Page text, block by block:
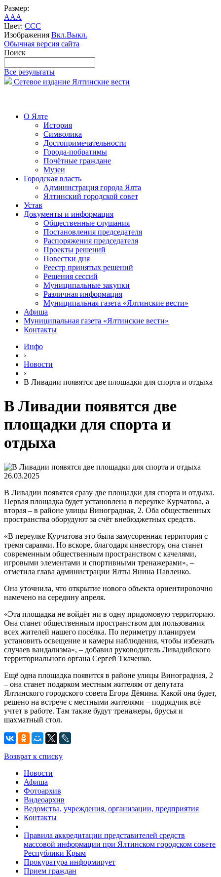
Размер:
AAA
Цвет: CCC
Изображения Вкл.Выкл.
Обычная версия сайта
Поиск
Все результаты
Сетевое издание Ялтинские вести
О Ялте
История
Символика
Достопримечательности
Города-побратимы
Почётные граждане
Музеи
Городская власть
Администрация города Ялта
Ялтинский городской совет
Устав
Документы и информация
Общественные слушания
Постановления председателя
Распоряжения председателя
Проекты решений
Повестки дня
Реестр принятых решений
Решения сессий
Муниципальные закупки
Различная информация
Муниципальная газета «Ялтинские вести»
Афиша
Муниципальная газета «Ялтинские вести»
Контакты
Инфо
›
Новости
›
В Ливадии появятся две площадки для спорта и отдыха
В Ливадии появятся две
площадки для спорта и
отдыха
26.03.2025
В Ливадии появятся сразу две площадки для спорта и отдыха.
Первая площадка будет установлена в переулке Курчатова, а
вторая – в районе улицы Виноградная, 2. Оба общественных
пространства оборудуют за счёт внебюджетных средств.
«В переулке Курчатова это была замусоренная территория с
тремя сараями. Но вскоре, благодаря инвестору, она станет
современным общественным пространством с качелями,
игровыми элементами и спортивными тренажерами», –
отметила глава администрации Ялты Янина Павленко.
Она уточнила, что открытие нового объекта ориентировочно
намечено на середину апреля.
«Эта площадка не войдёт ни в одну придомовую территорию.
Она станет общественным пространством для пользования
всех жителей нашего посёлка. По периметру планируем
установить освещение и камеры наблюдения, чтобы избежать
случаев вандализма», – добавил руководитель Ливадийского
территориального органа Сергей Ткаченко.
Ещё одна площадка появится в районе улицы Виноградная, 2
– она станет подарком местным жителям от депутата
Ялтинского городского совета Егора Дёмина. Какой она будет,
решено на встрече с местными жителями – подрядчик всё
учтет в работе. Там также будут тренажеры, брусья и
шахматный стол.
Возврат к списку
Новости
Афиша
Фотоархив
Видеоархив
Ведомства, учреждения, организации, предприятия
Контакты
Правила аккредитации представителей средств
массовой информации при Ялтинском городском совете
Республики Крым
Прокуратура информирует
Прием граждан